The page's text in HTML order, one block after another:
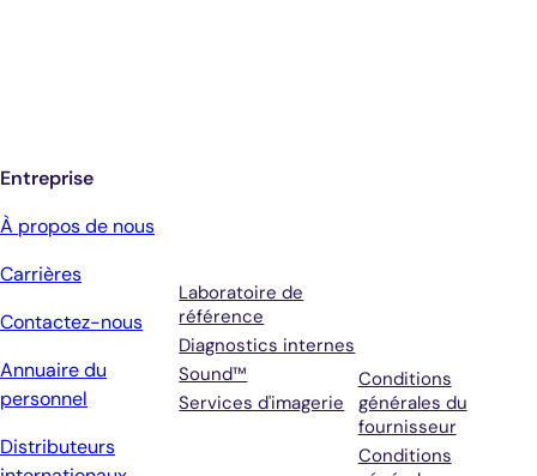
Entreprise
À propos de nous
Carrières
Contactez-nous
Annuaire du
personnel
Distributeurs
Laboratoire de
référence
Diagnostics internes
Sound™
Services d'imagerie
Conditions
générales du
fournisseur
Conditions